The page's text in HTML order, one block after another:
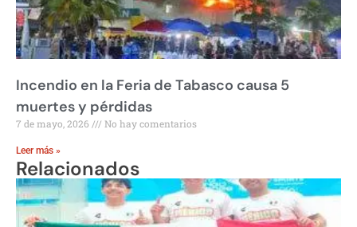
Incendio en la Feria de Tabasco causa 5
muertes y pérdidas
7 de mayo, 2026 No hay comentarios
Leer más »
Relacionados